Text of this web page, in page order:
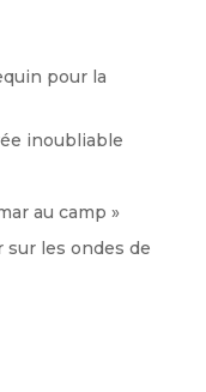
pour la
inoubliable
au camp »
sur les ondes de